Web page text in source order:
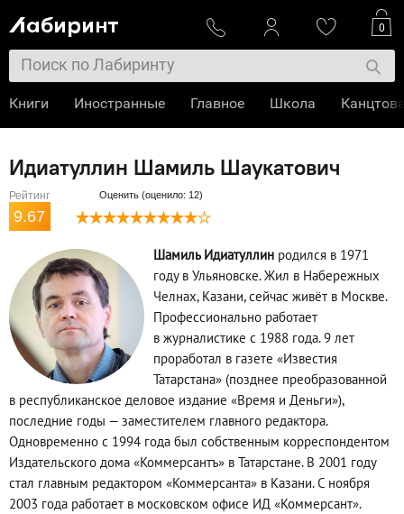
Идиатуллин Шамиль Шаукатович
Рейтинг
9.67
Оценить (оценило: 12)
Шамиль Идиатуллин родился в 1971
году в Ульяновске. Жил в Набережных
Челнах, Казани, сейчас живёт в Москве.
Профессионально работает
в журналистике с 1988 года. 9 лет
проработал в газете «Известия
Татарстана» (позднее преобразованной
в республиканское деловое издание «Время и Деньги»),
последние годы — заместителем главного редактора.
Одновременно с 1994 года был собственным корреспондентом
Издательского дома «Коммерсантъ» в Татарстане. В 2001 году
стал главным редактором «Коммерсанта» в Казани. С ноября
2003 года работает в московском офисе ИД «Коммерсант».
0
Книги Иностранные Главное Школа